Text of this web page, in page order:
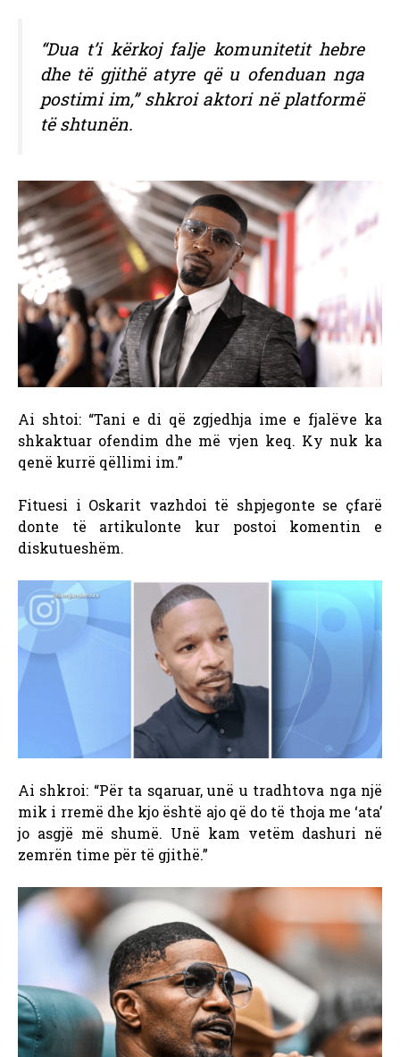
“Dua t’i kërkoj falje komunitetit hebre
dhe të gjithë atyre që u ofenduan nga
postimi im,” shkroi aktori në platformë
të shtunën.
Ai shtoi: “Tani e di që zgjedhja ime e fjalëve ka
shkaktuar ofendim dhe më vjen keq. Ky nuk ka
qenë kurrë qëllimi im.”
Fituesi i Oskarit vazhdoi të shpjegonte se çfarë
donte të artikulonte kur postoi komentin e
diskutueshëm.
Ai shkroi: “Për ta sqaruar, unë u tradhtova nga një
mik i rremë dhe kjo është ajo që do të thoja me ‘ata’
jo asgjë më shumë. Unë kam vetëm dashuri në
zemrën time për të gjithë.”